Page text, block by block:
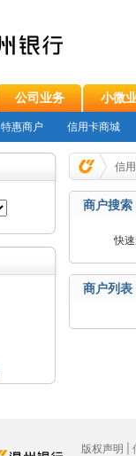
公司业务 小微
特惠商户 信用卡商城
信
商户搜索
快速
商户列表
版权声明